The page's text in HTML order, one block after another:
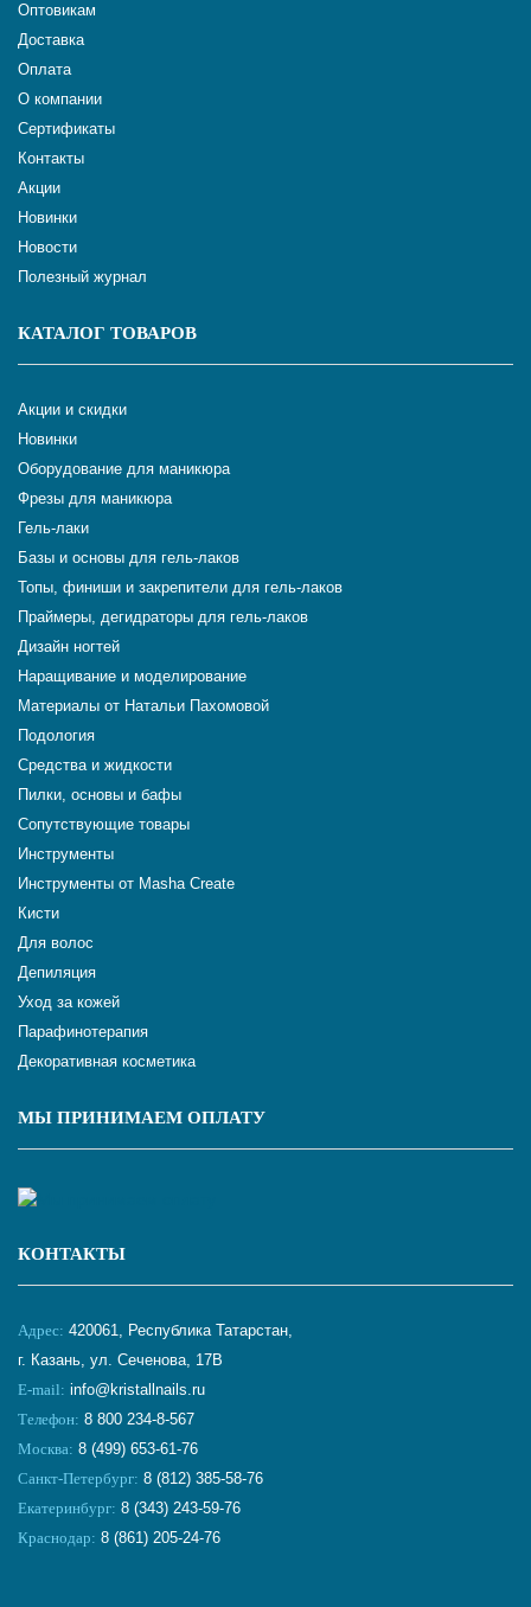
Оптовикам
Доставка
Оплата
О компании
Сертификаты
Контакты
Акции
Новинки
Новости
Полезный журнал
КАТАЛОГ ТОВАРОВ
Акции и скидки
Новинки
Оборудование для маникюра
Фрезы для маникюра
Гель-лаки
Базы и основы для гель-лаков
Топы, финиши и закрепители для гель-лаков
Праймеры, дегидраторы для гель-лаков
Дизайн ногтей
Наращивание и моделирование
Материалы от Натальи Пахомовой
Подология
Средства и жидкости
Пилки, основы и бафы
Сопутствующие товары
Инструменты
Инструменты от Masha Create
Кисти
Для волос
Депиляция
Уход за кожей
Парафинотерапия
Декоративная косметика
МЫ ПРИНИМАЕМ ОПЛАТУ
КОНТАКТЫ
Адрес: 420061, Республика Татарстан,
г. Казань, ул. Сеченова, 17В
E-mail: info@kristallnails.ru
Телефон: 8 800 234-8-567
Москва: 8 (499) 653-61-76
Санкт-Петербург: 8 (812) 385-58-76
Екатеринбург: 8 (343) 243-59-76
Краснодар: 8 (861) 205-24-76